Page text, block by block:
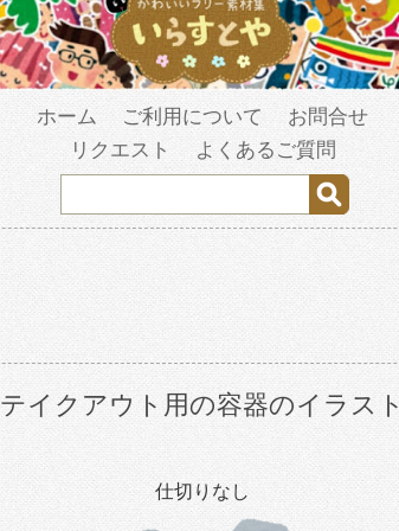
ホーム ご利用について
お問合せ
リクエスト
よくあるご質問
テイクアウト用の容器のイラスト
仕切りなし